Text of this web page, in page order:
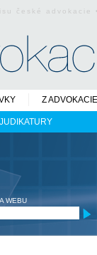
české
Z ADVOKACIE
WEBU